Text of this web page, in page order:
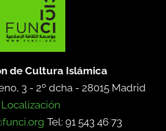
de Cultura Islámica
3 - 2º dcha - 28015 Madrid
Localización
Tel: 91 543 46 73